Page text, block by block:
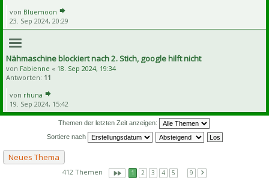
von Bluemoon
23. Sep 2024, 20:29
Nähmaschine blockiert nach 2. Stich, google hilft nicht
von Fabienne « 18. Sep 2024, 19:34
Antworten: 11
von rhuna
19. Sep 2024, 15:42
Themen der letzten Zeit anzeigen:
Sortiere nach
Neues Thema
412 Themen 1 2 3 4 5 9